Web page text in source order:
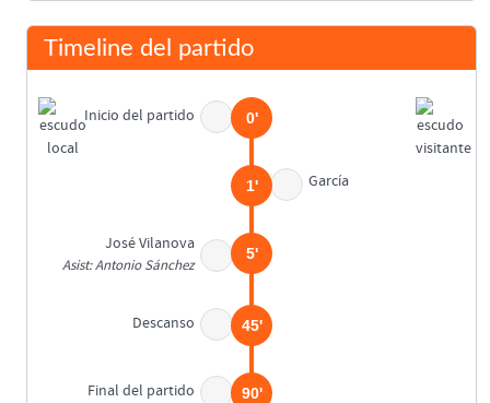
Timeline del partido
Inicio del partido 0'
García
1'
José Vilanova
Asist: Antonio Sánchez
5'
Descanso 45'
Final del partido 90'